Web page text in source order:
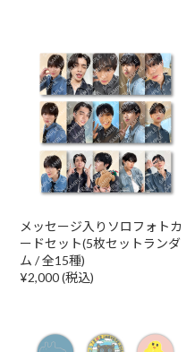
メッセージ入りソロフォトカ
ードセット(5枚セットランダ
ム / 全15種)
¥2,000 (税込)